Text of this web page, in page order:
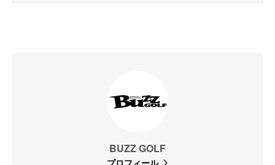
BUZZ GOLF
プロフィール